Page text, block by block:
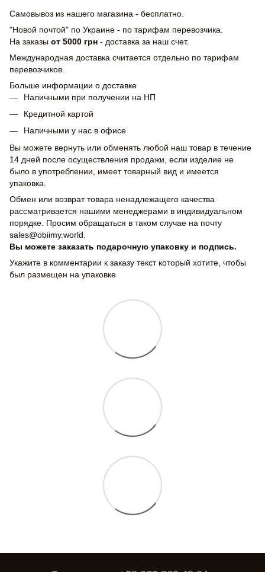
Самовывоз из нашего магазина - бесплатно.
"Новой почтой" по Украине - по тарифам перевозчика.
На заказы от 5000 грн - доставка за наш счет.
Международная доставка считается отдельно по тарифам
перевозчиков.
Больше информации о доставке
Наличными при получении на НП
Кредитной картой
Наличными у нас в офисе
Вы можете вернуть или обменять любой наш товар в течение
14 дней после осуществления продажи, если изделие не
было в употреблении, имеет товарный вид и имеется
упаковка.
Обмен или возврат товара ненадлежащего качества
рассматривается нашими менеджерами в индивидуальном
порядке. Просим обращаться в таком случае на почту
sales@obiimy.world
Вы можете заказать подарочную упаковку и подпись.
Укажите в комментарии к заказу текст который хотите, чтобы
был размещен на упаковке